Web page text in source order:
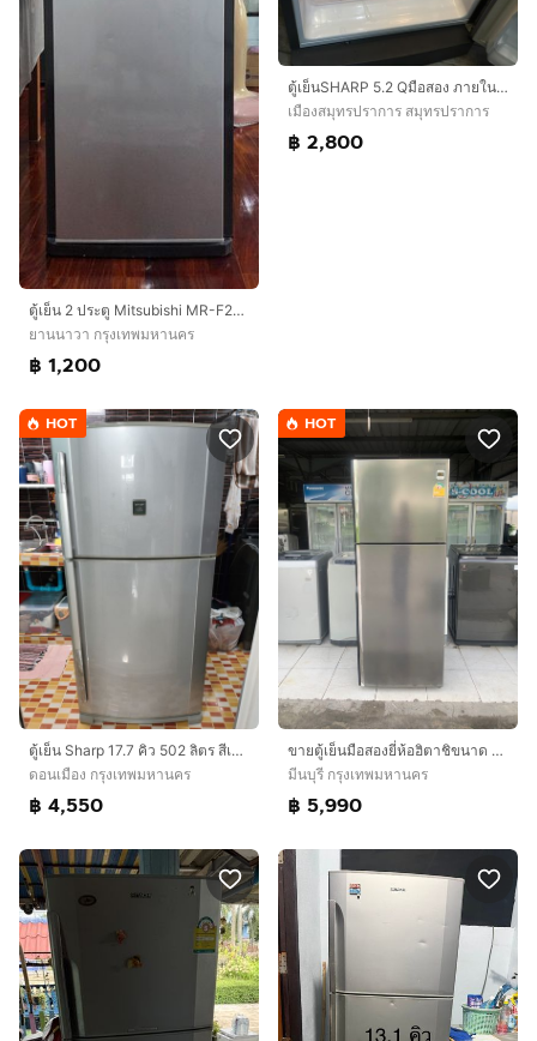
ตู้เย็น 2 ประตู Mitsubishi MR-F23G-SL ขนาด 7 คิว
ยานนาวา กรุงเทพมหานคร
฿ 1,200
ตู้เย็นSHARP 5.2 Qมือสอง ภายในสภาพใหม่นะ
เมืองสมุทรปราการ สมุทรปราการ
฿ 2,800
HOT
ตู้เย็น Sharp 17.7 คิว 502 ลิตร สีเงิน ความเย็นเจี๊ยบ ช่องแช่ใหญ่สะใจ ใช้งานปกติ สภาพพร้อมใช้ ไม่ต้องซ่อม นัดดูของจริงได้
ดอนเมือง กรุงเทพมหานคร
฿ 4,550
HOT
ขายตู้เย็นมือสองยี่ห้อฮิตาชิขนาด 15 คิวอินวอเตอร์ราคา 5990 บาทสนใจโทรติดต่อสอบถามได้ค่ะ 0991461547 ค่ะ
มีนบุรี กรุงเทพมหานคร
฿ 5,990